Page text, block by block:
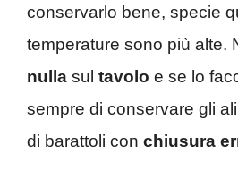
conservarlo bene, specie
temperature sono più alte.
nulla sul tavolo e se lo
sempre di conservare gli
di barattoli con chiusura